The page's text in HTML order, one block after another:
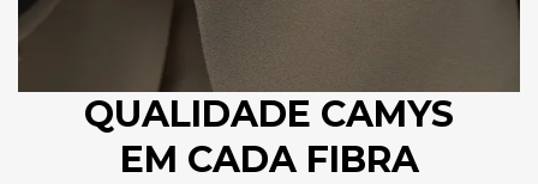
QUALIDADE CAMYS
EM CADA FIBRA